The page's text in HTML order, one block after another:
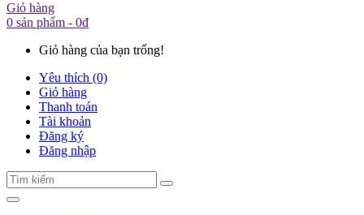
Giỏ hàng
0 sản phẩm - 0đ
Giỏ hàng của bạn trống!
Yêu thích (0)
Giỏ hàng
Thanh toán
Tài khoản
Đăng ký
Đăng nhập